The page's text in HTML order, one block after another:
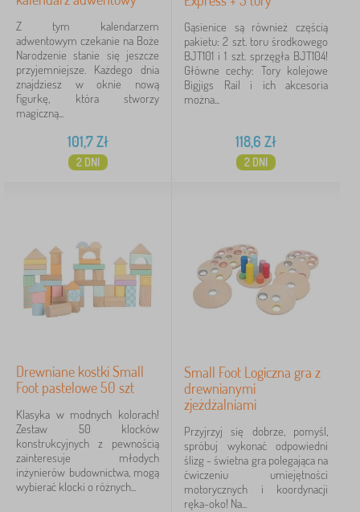
Z tym kalendarzem
adwentowym czekanie na Boże
Narodzenie stanie się jeszcze
przyjemniejsze. Każdego dnia
znajdziesz w oknie nową
figurkę, która stworzy
magiczną...
101,7Zł
2 DNI
Gąsienice są również częścią
pakietu: 2 szt. toru środkowego
BJT101 i 1 szt. sprzęgła BJT104!
Główne cechy: Tory kolejowe
Bigjigs Rail i ich akcesoria
można...
118,6 Zł
2 DNI
Drewniane kostki Small
Foot pastelowe 50 szt
Klasyka w modnych kolorach!
Zestaw 50 klocków
konstrukcyjnych z pewnością
zainteresuje młodych
inżynierów budownictwa, mogą
wybierać klocki o różnych...
Small Foot Logiczna gra z
drewnianymi
zjeżdżalniami
Przyjrzyj się dobrze, pomyśl,
spróbuj wykonać odpowiedni
ślizg - świetna gra polegająca na
ćwiczeniu umiejętności
motorycznych i koordynacji
ręka-oko! Na...